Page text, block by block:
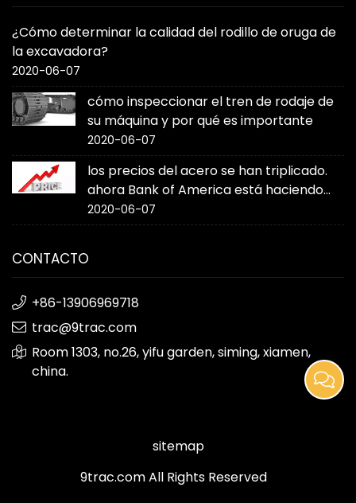
¿Cómo determinar la calidad del rodillo de oruga de
la excavadora?
2020-06-07
cómo inspeccionar el tren de rodaje de
su máquina y por qué es importante
2020-06-07
los precios del acero se han triplicado.
ahora Bank of America está haciendo
sonar la alarma
2020-06-07
CONTACTO
+86-13906969718
trac@9trac.com
Room 1303, no.26, yifu garden, siming, xiamen,
china.
sitemap
9trac.com All Rights Reserved